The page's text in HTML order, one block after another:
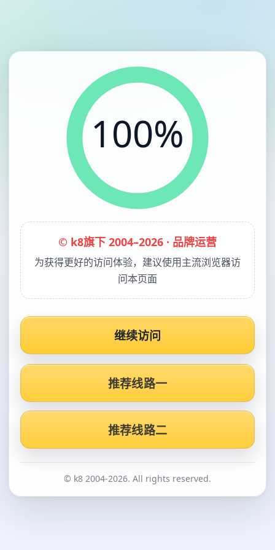
100%
© k8旗下 2004–2026 · 品牌运营
为获得更好的访问体验，建议使用主流浏览器访
问本页面
继续访问
推荐线路一
推荐线路二
© k8 2004-2026. All rights reserved.